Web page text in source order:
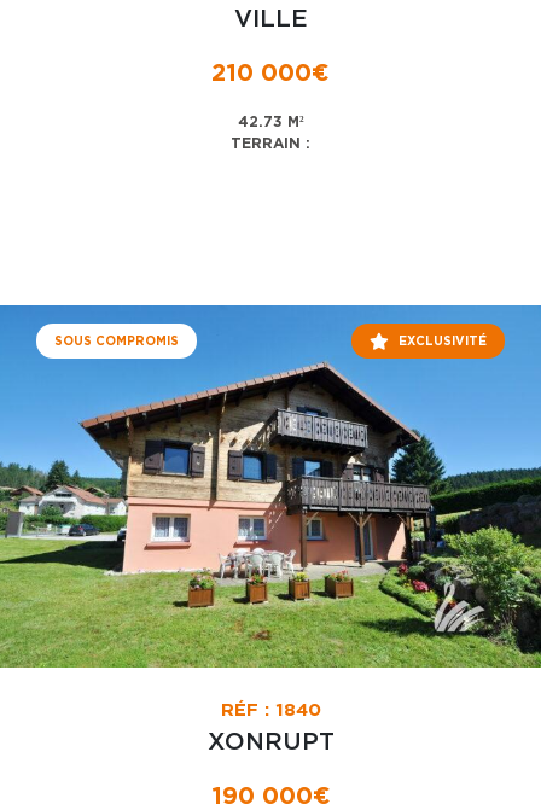
VILLE
210 000€
42.73 M²
TERRAIN :
EXCLUSIVITÉ
SOUS COMPROMIS
RÉF : 1840
XONRUPT
190 000€